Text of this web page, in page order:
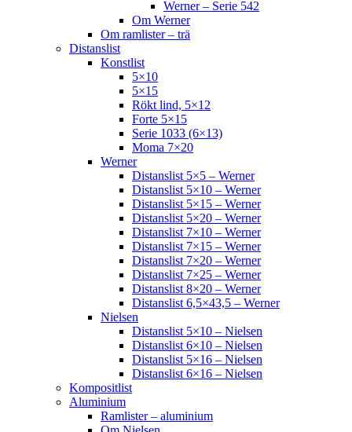
Werner – Serie 542
Om Werner
Om ramlister – trä
Distanslist
Konstlist
5×10
5×15
Rökt lind, 5×12
Forte 5×15
Serie 1033 (6×13)
Moma 7×20
Werner
Distanslist 5×5 – Werner
Distanslist 5×10 – Werner
Distanslist 5×15 – Werner
Distanslist 5×20 – Werner
Distanslist 7×10 – Werner
Distanslist 7×15 – Werner
Distanslist 7×20 – Werner
Distanslist 7×25 – Werner
Distanslist 8×20 – Werner
Distanslist 6,5×43,5 – Werner
Nielsen
Distanslist 5×10 – Nielsen
Distanslist 6×10 – Nielsen
Distanslist 5×16 – Nielsen
Distanslist 6×16 – Nielsen
Kompositlist
Aluminium
Ramlister – aluminium